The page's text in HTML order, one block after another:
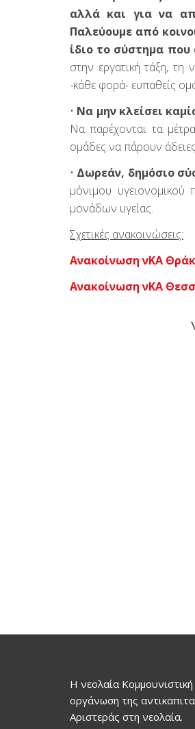
αλλά και για να
Παλεύουμε από
ίδιο το σύστημα που
στην εργατική τάξη, τη
-κάθε φορά- ευπαθείς
• Να μην κλείσει
Να παρέχονται τα
ομάδες να πάρουν
• Δωρεάν, δημόσιο
μόνιμου
μονάδων υγείας.
Σχετικές ανακοινώσεις:
Ανακοίνωση νΚΑ
Ανακοίνωση νΚΑ
Η νεολαία
οργάνωση της
Αριστεράς στη νεολαία.